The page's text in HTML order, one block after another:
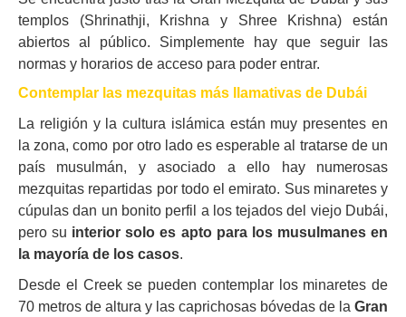
templos (Shrinathji, Krishna y Shree Krishna) están
abiertos al público. Simplemente hay que seguir las
normas y horarios de acceso para poder entrar.
Contemplar las mezquitas más llamativas de Dubái
La religión y la cultura islámica están muy presentes en
la zona, como por otro lado es esperable al tratarse de un
país musulmán, y asociado a ello hay numerosas
mezquitas repartidas por todo el emirato. Sus minaretes y
cúpulas dan un bonito perfil a los tejados del viejo Dubái,
pero su interior solo es apto para los musulmanes en
la mayoría de los casos.
Desde el Creek se pueden contemplar los minaretes de
70 metros de altura y las caprichosas bóvedas de la Gran